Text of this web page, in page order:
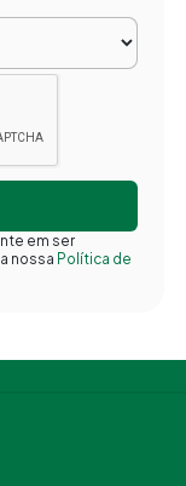
em ser
nossa Política de